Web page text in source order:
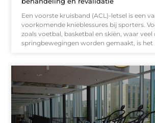
Een voorste kruisband (ACL)-letsel is een
voorkomende knieblessures bij sporters.
zoals voetbal, basketbal en skiën, waar veel
springbewegingen worden gemaakt, is het